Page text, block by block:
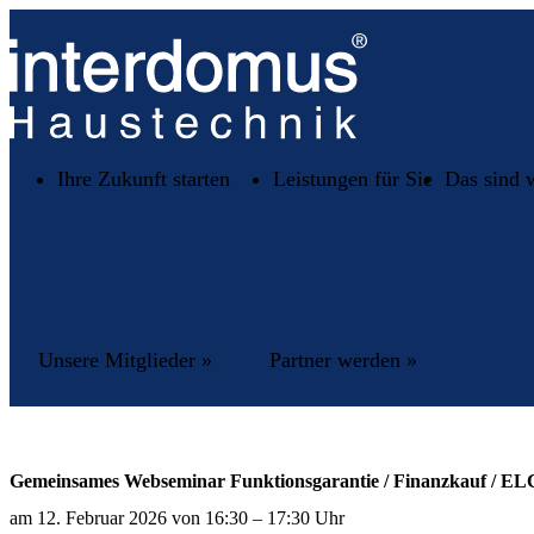
Ihre Zukunft starten Leistungen für Sie Das sind
Unsere Mitglieder » Partner werden »
Gemeinsames Webseminar Funktionsgarantie / Finanzkauf /
am 12. Februar 2026 von 16:30 – 17:30 Uhr